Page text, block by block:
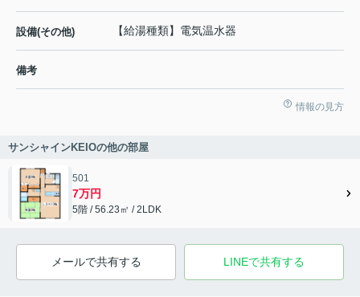
設備(その他) 【給湯種類】電気温水器
備考
情報の見方
サンシャインKEIOの他の部屋
501
7万円
5階 / 56.23㎡ / 2LDK
メールで共有する LINEで共有する